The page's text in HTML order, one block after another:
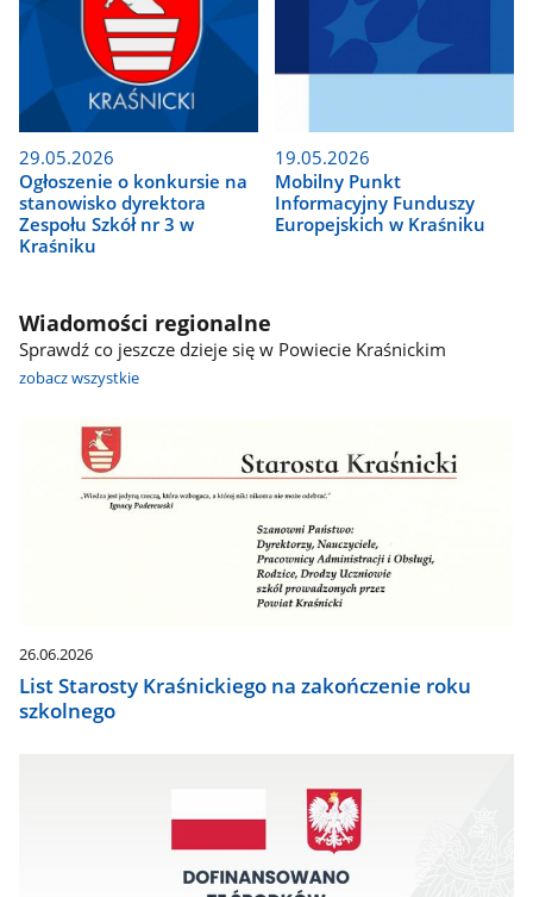
29.05.2026
Ogłoszenie o konkursie na
stanowisko dyrektora
Zespołu Szkół nr 3 w
Kraśniku
19.05.2026
Mobilny Punkt
Informacyjny Funduszy
Europejskich w Kraśniku
Wiadomości regionalne
Sprawdź co jeszcze dzieje się w Powiecie Kraśnickim
zobacz wszystkie
26.06.2026
List Starosty Kraśnickiego na zakończenie roku
szkolnego